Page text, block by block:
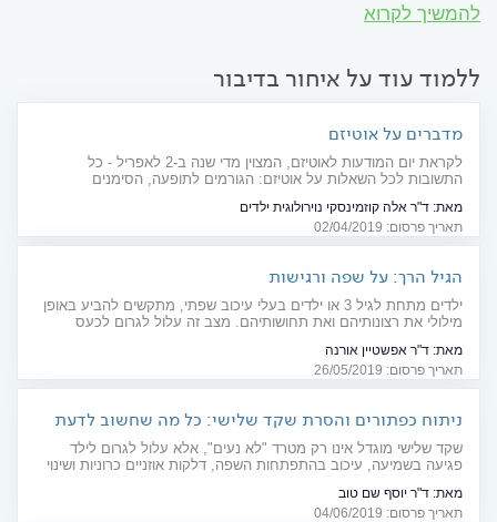
להמשיך לקרוא
ללמוד עוד על איחור בדיבור
מדברים על אוטיזם
לקראת יום המודעות לאוטיזם, המצוין מדי שנה ב-2 לאפריל - כל
התשובות לכל השאלות על אוטיזם: הגורמים לתופעה, הסימנים
מאת: ד"ר אלה קוזמינסקי נוירולוגית ילדים
תאריך פרסום: 02/04/2019
הגיל הרך: על שפה ורגישות
ילדים מתחת לגיל 3 או ילדים בעלי עיכוב שפתי, מתקשים להביע באופן
מילולי את רצונותיהם ואת תחושותיהם. מצב זה עלול לגרום לכעס
כזה ומתי מדובר במצב חריג הדורש התייחסות? מדריך להורים
מאת: ד"ר אפשטיין אורנה
תאריך פרסום: 26/05/2019
ניתוח כפתורים והסרת שקד שלישי: כל מה שחשוב לדעת
שקד שלישי מוגדל אינו רק מטרד "לא נעים", אלא עלול לגרום לילד
פגיעה בשמיעה, עיכוב בהתפתחות השפה, דלקות אוזניים כרוניות ושינוי
הנזק בעקבות הדחייה עלול להיות משמעותי
מאת: ד"ר יוסף שם טוב
תאריך פרסום: 04/06/2019